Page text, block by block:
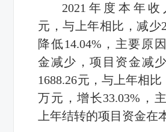
2021年度本年收
元，与上年相比，减少
降低14.04%，主要原
金减少，项目资金减
1688.26元，与上年相比
万元，增长33.03%，
上年结转的项目资金在